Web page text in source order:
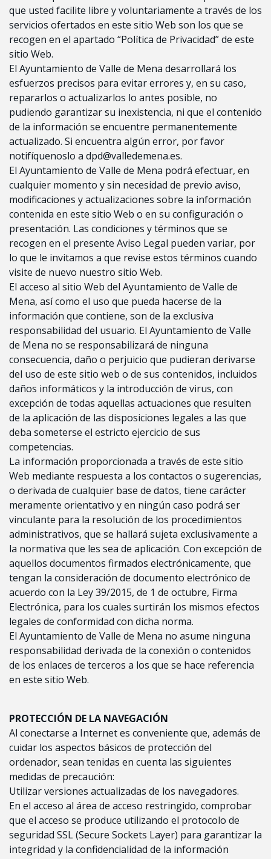
que usted facilite libre y voluntariamente a través de los
servicios ofertados en este sitio Web son los que se
recogen en el apartado “Política de Privacidad” de este
sitio Web.
El Ayuntamiento de Valle de Mena desarrollará los
esfuerzos precisos para evitar errores y, en su caso,
repararlos o actualizarlos lo antes posible, no
pudiendo garantizar su inexistencia, ni que el contenido
de la información se encuentre permanentemente
actualizado. Si encuentra algún error, por favor
notifíquenoslo a dpd@valledemena.es.
El Ayuntamiento de Valle de Mena podrá efectuar, en
cualquier momento y sin necesidad de previo aviso,
modificaciones y actualizaciones sobre la información
contenida en este sitio Web o en su configuración o
presentación. Las condiciones y términos que se
recogen en el presente Aviso Legal pueden variar, por
lo que le invitamos a que revise estos términos cuando
visite de nuevo nuestro sitio Web.
El acceso al sitio Web del Ayuntamiento de Valle de
Mena, así como el uso que pueda hacerse de la
información que contiene, son de la exclusiva
responsabilidad del usuario. El Ayuntamiento de Valle
de Mena no se responsabilizará de ninguna
consecuencia, daño o perjuicio que pudieran derivarse
del uso de este sitio web o de sus contenidos, incluidos
daños informáticos y la introducción de virus, con
excepción de todas aquellas actuaciones que resulten
de la aplicación de las disposiciones legales a las que
deba someterse el estricto ejercicio de sus
competencias.
La información proporcionada a través de este sitio
Web mediante respuesta a los contactos o sugerencias,
o derivada de cualquier base de datos, tiene carácter
meramente orientativo y en ningún caso podrá ser
vinculante para la resolución de los procedimientos
administrativos, que se hallará sujeta exclusivamente a
la normativa que les sea de aplicación. Con excepción de
aquellos documentos firmados electrónicamente, que
tengan la consideración de documento electrónico de
acuerdo con la Ley 39/2015, de 1 de octubre, Firma
Electrónica, para los cuales surtirán los mismos efectos
legales de conformidad con dicha norma.
El Ayuntamiento de Valle de Mena no asume ninguna
responsabilidad derivada de la conexión o contenidos
de los enlaces de terceros a los que se hace referencia
en este sitio Web.
PROTECCIÓN DE LA NAVEGACIÓN
Al conectarse a Internet es conveniente que, además de
cuidar los aspectos básicos de protección del
ordenador, sean tenidas en cuenta las siguientes
medidas de precaución:
Utilizar versiones actualizadas de los navegadores.
En el acceso al área de acceso restringido, comprobar
que el acceso se produce utilizando el protocolo de
seguridad SSL (Secure Sockets Layer) para garantizar la
integridad y la confidencialidad de la información